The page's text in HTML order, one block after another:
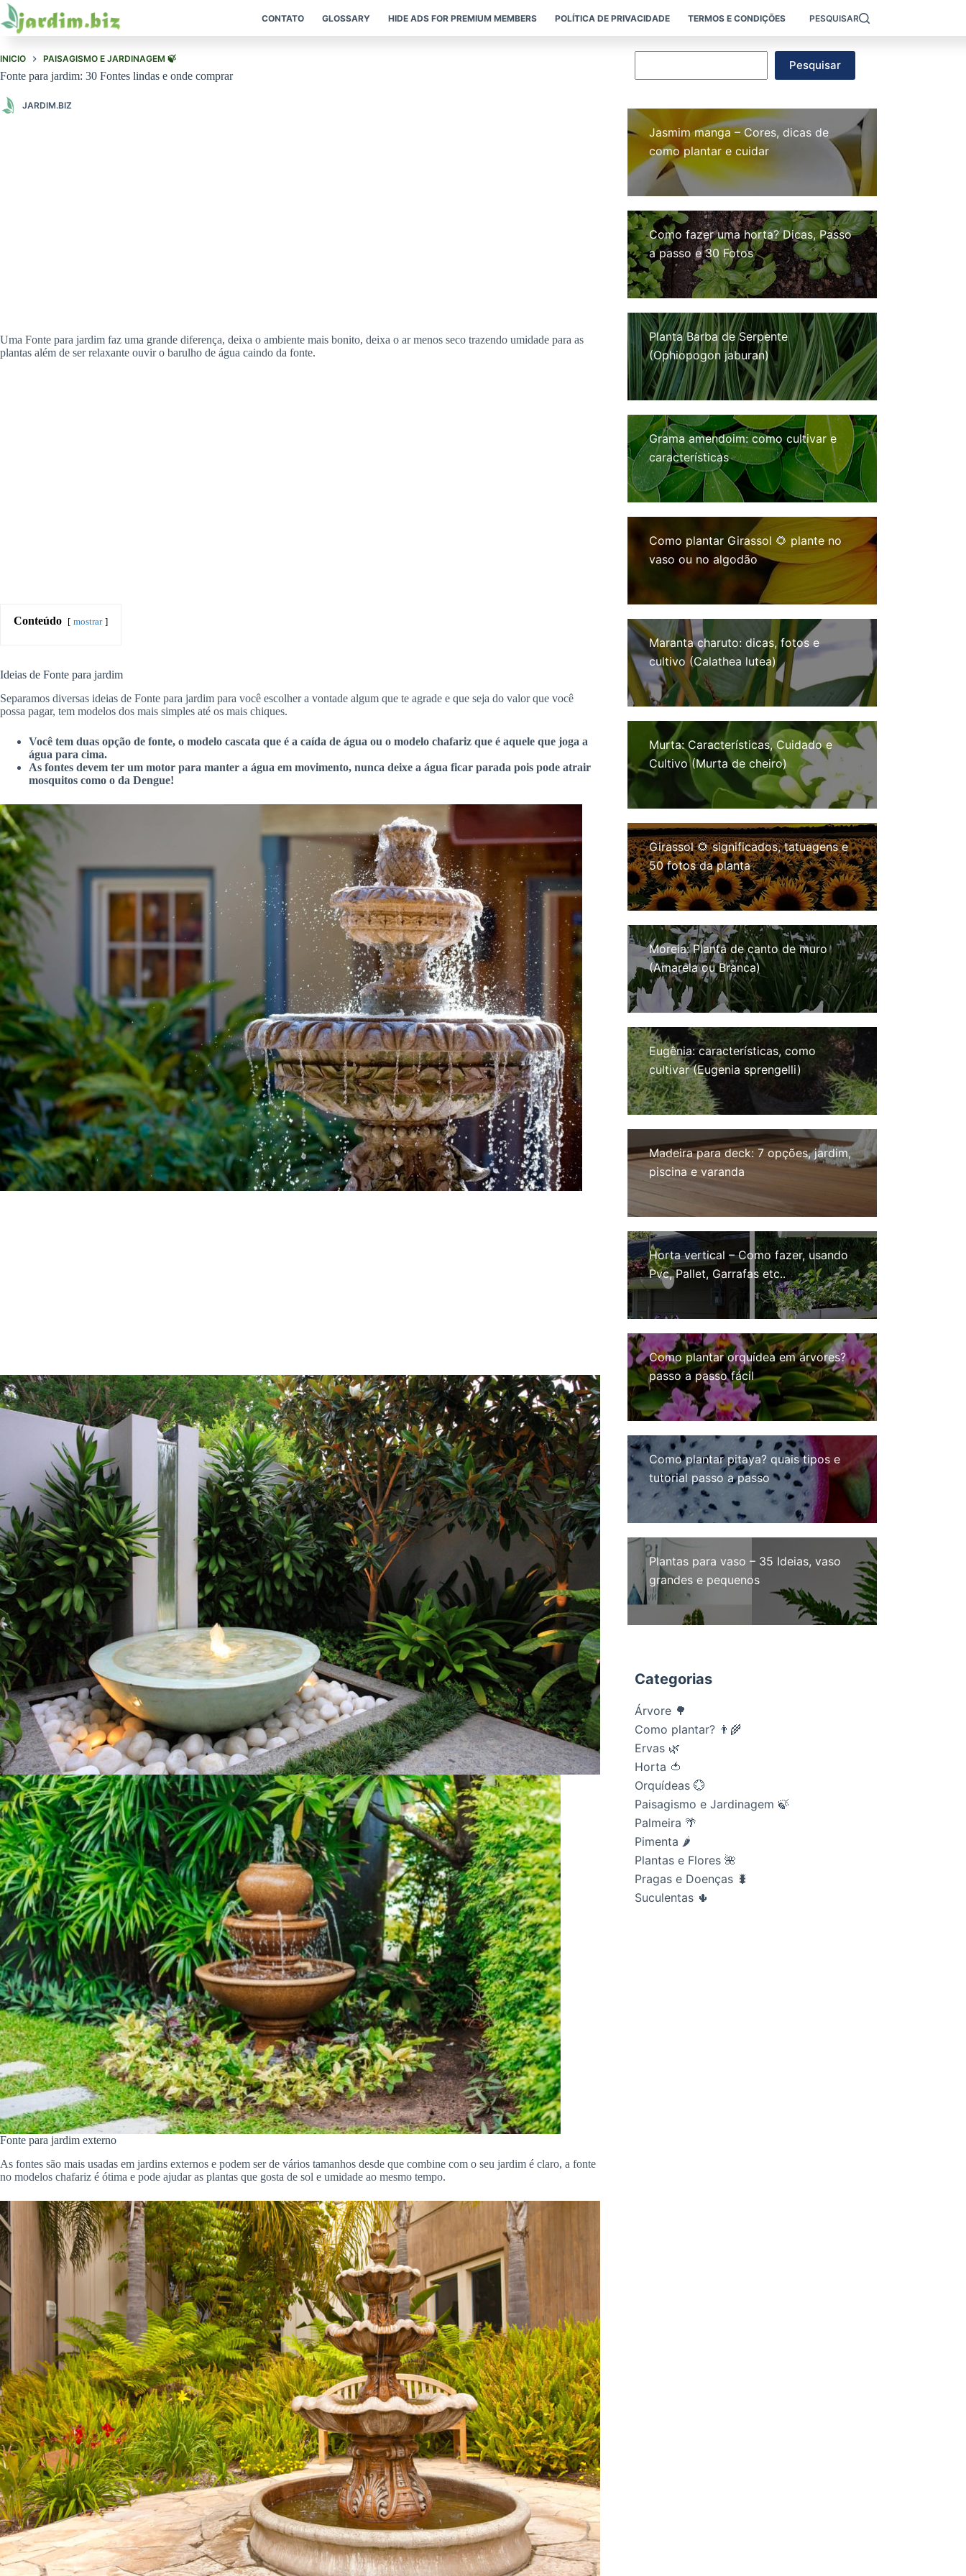
Pular
para
CONTATO GLOSSARY HIDE ADS FOR PREMIUM MEMBERS POLÍTICA DE PRIVACIDADE TERMOS E CONDIÇÕES PESQUISAR
INICIO PAISAGISMO E JARDINAGEM 🍃
Fonte para jardim: 30 Fontes lindas e onde comprar
JARDIM.BIZ
Uma Fonte para jardim faz uma grande diferença, deixa o ambiente mais bonito, deixa o ar menos seco trazendo umidade para as
plantas além de ser relaxante ouvir o barulho de água caindo da fonte.
Conteúdo mostrar
Ideias de Fonte para jardim
Separamos diversas ideias de Fonte para jardim para você escolher a vontade algum que te agrade e que seja do valor que você
possa pagar, tem modelos dos mais simples até os mais chiques.
Você tem duas opção de fonte, o modelo cascata que é a caída de água ou o modelo chafariz que é aquele que joga a
água para cima.
As fontes devem ter um motor para manter a água em movimento, nunca deixe a água ficar parada pois pode atrair
mosquitos como o da Dengue!
Fonte para jardim externo
As fontes são mais usadas em jardins externos e podem ser de vários tamanhos desde que combine com o seu jardim é claro, a fonte
no modelos chafariz é ótima e pode ajudar as plantas que gosta de sol e umidade ao mesmo tempo.
Pesquisar
Jasmim manga – Cores, dicas de
como plantar e cuidar
Como fazer uma horta? Dicas, Passo
a passo e 30 Fotos
Planta Barba de Serpente
(Ophiopogon jaburan)
Grama amendoim: como cultivar e
características
Como plantar Girassol 🌻 plante no
vaso ou no algodão
Maranta charuto: dicas, fotos e
cultivo (Calathea lutea)
Murta: Características, Cuidado e
Cultivo (Murta de cheiro)
Girassol 🌻 significados, tatuagens e
50 fotos da planta
Moreia: Planta de canto de muro
(Amarela ou Branca)
Eugênia: características, como
cultivar (Eugenia sprengelli)
Madeira para deck: 7 opções, jardim,
piscina e varanda
Horta vertical – Como fazer, usando
Pvc, Pallet, Garrafas etc..
Como plantar orquídea em árvores?
passo a passo fácil
Como plantar pitaya? quais tipos e
tutorial passo a passo
Plantas para vaso – 35 Ideias, vaso
grandes e pequenos
Categorias
Árvore 🌳
Como plantar? 👨‍🌾
Ervas 🌿
Horta 🍅
Orquídeas 💮
Paisagismo e Jardinagem 🍃
Palmeira 🌴
Pimenta 🌶
Plantas e Flores 🌺
Pragas e Doenças 🐛
Suculentas 🌵